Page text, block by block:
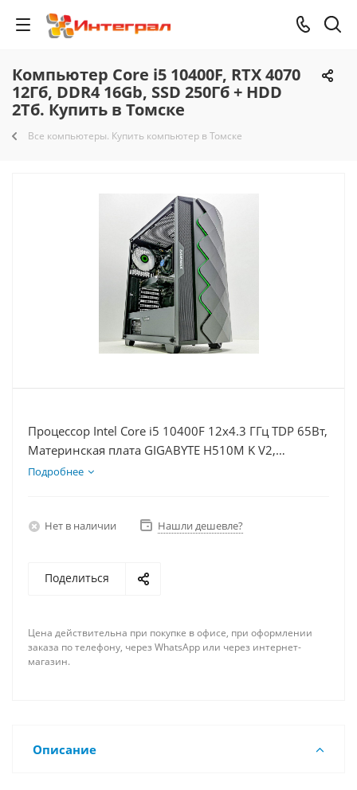
Компьютер Core i5 10400F, RTX 4070
12Гб, DDR4 16Gb, SSD 250Гб + HDD
2Тб. Купить в Томске
Все компьютеры. Купить компьютер в Томске
Процессор Intel Core i5 10400F 12x4.3 ГГц TDP 65Вт,
Материнская плата GIGABYTE H510M K V2,
Видеокарта RTX 4070 12Гб, Память DDR4 16Gb,
Подробнее
Нет в наличии Нашли дешевле?
Поделиться
Цена действительна при покупке в офисе, при оформлении
заказа по телефону, через WhatsApp или через интернет-
магазин.
Описание